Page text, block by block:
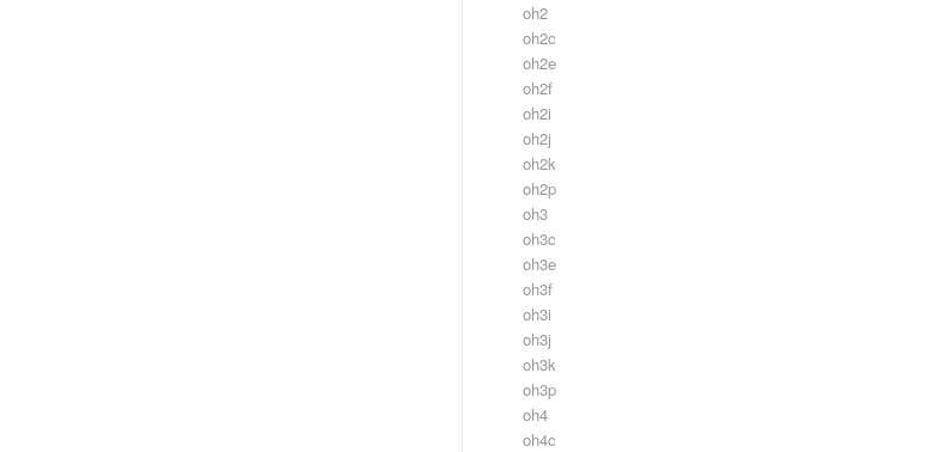
oh2
oh2c
oh2e
oh2f
oh2i
oh2j
oh2k
oh2p
oh3
oh3c
oh3e
oh3f
oh3i
oh3j
oh3k
oh3p
oh4
oh4c